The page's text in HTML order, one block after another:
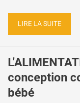
LIRE LA SUITE
conception
bébé